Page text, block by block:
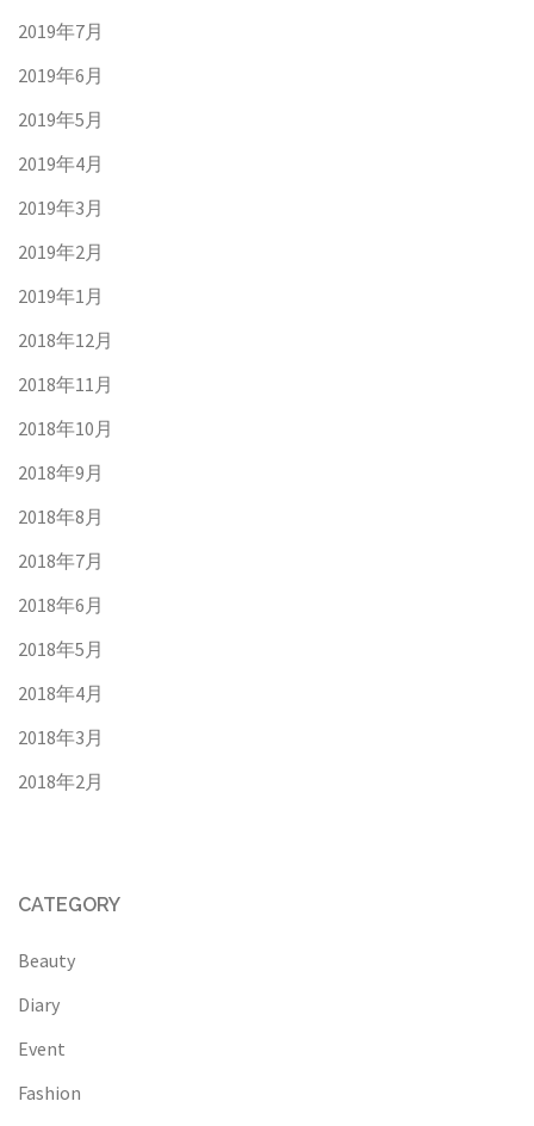
2019年7月
2019年6月
2019年5月
2019年4月
2019年3月
2019年2月
2019年1月
2018年12月
2018年11月
2018年10月
2018年9月
2018年8月
2018年7月
2018年6月
2018年5月
2018年4月
2018年3月
2018年2月
CATEGORY
Beauty
Diary
Event
Fashion